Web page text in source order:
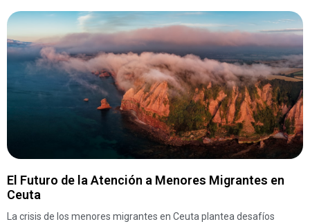
El Futuro de la Atención a Menores Migrantes en
Ceuta
La crisis de los menores migrantes en Ceuta plantea desafíos